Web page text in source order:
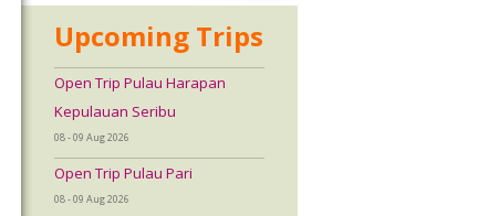
Upcoming Trips
Open Trip Pulau Harapan
Kepulauan Seribu
08 - 09 Aug 2026
Open Trip Pulau Pari
08 - 09 Aug 2026